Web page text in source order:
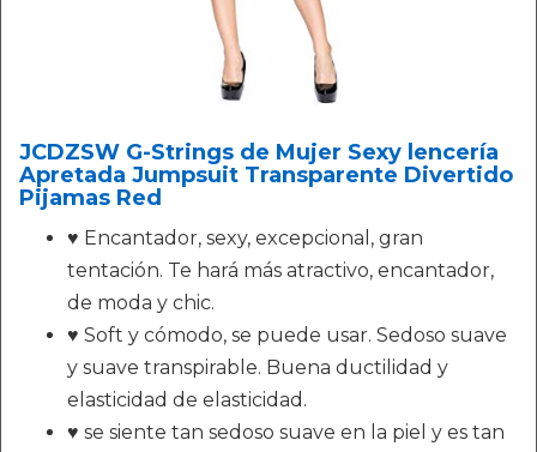
JCDZSW G-Strings de Mujer Sexy lencería
Apretada Jumpsuit Transparente Divertido
Pijamas Red
♥ Encantador, sexy, excepcional, gran
tentación. Te hará más atractivo, encantador,
de moda y chic.
♥ Soft y cómodo, se puede usar. Sedoso suave
y suave transpirable. Buena ductilidad y
elasticidad de elasticidad.
♥ se siente tan sedoso suave en la piel y es tan